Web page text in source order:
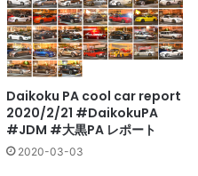
Daikoku PA cool car report
2020/2/21 #DaikokuPA
#JDM #大黒PA レポート
2020-03-03